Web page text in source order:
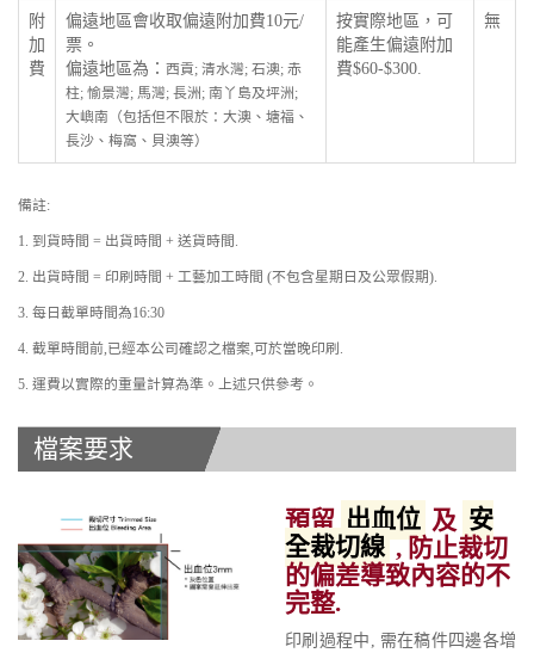
附
加
費
偏遠地區會收取偏遠附加費10元/
票。
偏遠地區為： 西貢; 清水灣; 石澳; 赤
柱; 愉景灣; 馬灣; 長洲; 南丫島及坪洲;
大嶼南（包括但不限於：大澳、塘福、
長沙、梅窩、貝澳等）
按實際地區，可
能產生偏遠附加
費$60-$300.
無
備註:
1. 到貨時間 = 出貨時間 + 送貨時間.
2. 出貨時間 = 印刷時間 + 工藝加工時間 (不包含星期日及公眾假期).
3. 每日截單時間為16:30
4. 截單時間前,已經本公司確認之檔案,可於當晚印刷.
5. 運費以實際的重量計算為準。上述只供參考。
檔案要求
預留 出血位 及 安
全裁切線, 防止裁切
的偏差導致內容的不
完整.
印刷過程中, 需在稿件四邊各增